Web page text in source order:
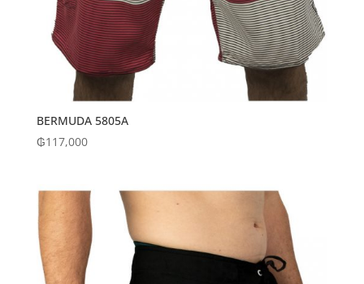
BERMUDA 5805A
₲117,000